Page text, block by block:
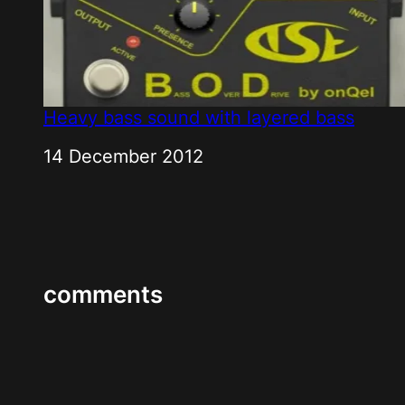
Heavy bass sound with layered bass
Date
14 December 2012
comments